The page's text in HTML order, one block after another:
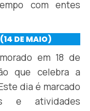
com entes
DE MAIO)
em 18 de
que celebra a
dia é marcado
e atividades